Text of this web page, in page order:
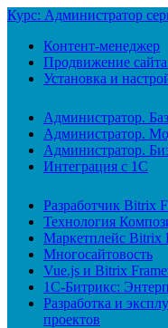
Курс: Администратор
Контент-менеджер
Продвижение
Установка и
Администратор.
Администратор.
Администратор.
Интеграция с 1С
Разработчик Bitrix
Технология
Маркетплейс Bitrix
Многосайтовость
Vue.js и Bitrix
1С-Битрикс:
Разработка и
проектов